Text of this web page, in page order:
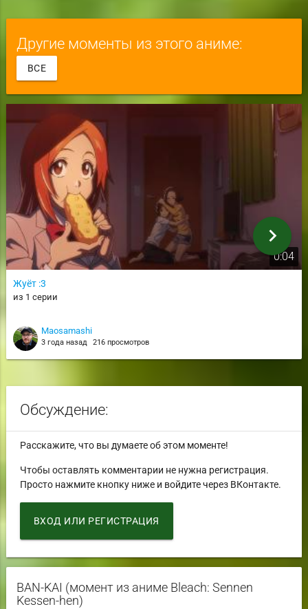
Другие моменты из этого аниме:
ВСЕ
0:04
Жуёт :3
из 1 серии
Maosamashi
3 года назад 216 просмотров
chevron_right
Обсуждение:
Расскажите, что вы думаете об этом моменте!
Чтобы оставлять комментарии не нужна регистрация.
Просто нажмите кнопку ниже и войдите через ВКонтакте.
ВХОД ИЛИ РЕГИСТРАЦИЯ
BAN-KAI (момент из аниме Bleach: Sennen
Kessen-hen)